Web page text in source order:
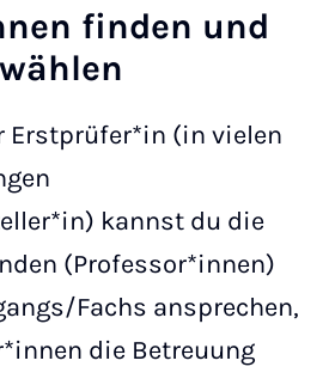
finden und
wählen
Erstprüfer*in (in vielen
kannst du die
(Professor*innen)
Fachs ansprechen,
die Betreuung